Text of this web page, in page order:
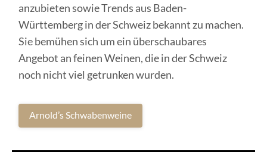
anzubieten sowie Trends aus Baden-
Württemberg in der Schweiz bekannt zu machen.
Sie bemühen sich um ein überschaubares
Angebot an feinen Weinen, die in der Schweiz
noch nicht viel getrunken wurden.
Arnold’s Schwabenweine